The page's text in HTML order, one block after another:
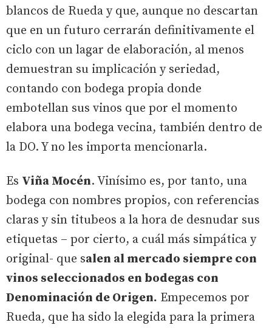
blancos de Rueda y que, aunque no descartan
que en un futuro cerrarán definitivamente el
ciclo con un lagar de elaboración, al menos
demuestran su implicación y seriedad,
contando con bodega propia donde
embotellan sus vinos que por el momento
elabora una bodega vecina, también dentro de
la DO. Y no les importa mencionarla.
Es Viña Mocén. Vinísimo es, por tanto, una
bodega con nombres propios, con referencias
claras y sin titubeos a la hora de desnudar sus
etiquetas – por cierto, a cuál más simpática y
original- que salen al mercado siempre con
vinos seleccionados en bodegas con
Denominación de Origen. Empecemos por
Rueda, que ha sido la elegida para la primera